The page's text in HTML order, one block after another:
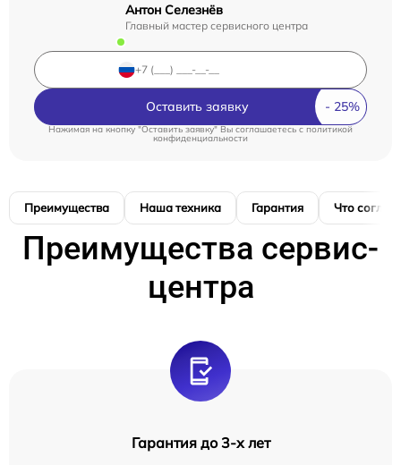
Антон Селезнёв
Главный мастер сервисного центра
Оставить заявку
Нажимая на кнопку "Оставить заявку" Вы соглашаетесь cполитикой
конфиденциальности
Преимущества Наша техника Гарантия Что
Преимущества сервис-
центра
Гарантия до 3-х лет